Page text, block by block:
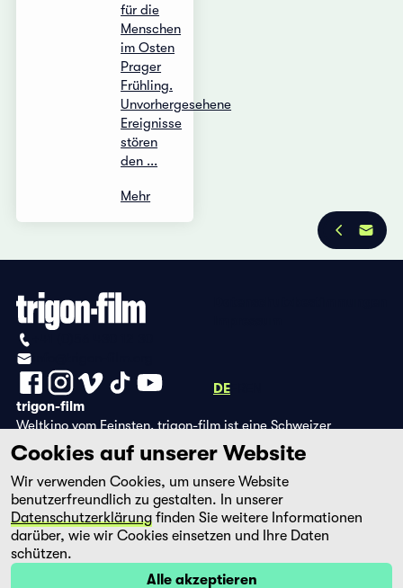
für die
Menschen
im Osten
Prager
Frühling.
Unvorhergesehene
Ereignisse
stören
den ...
Mehr
DE
trigon-film
Weltkino vom Feinsten. trigon-film ist eine Schweizer
Filmstiftung, die seit 1988 sorgfältig ausgewählte Filme aus
Lateinamerika, Asien, Afrika und dem östlichen Europa im
Kino herausbringt und eine eigene DVD-Edition sowie die
Streaming-Plattform filmingo betreibt.
Cookies auf unserer Website
Wir verwenden Cookies, um unsere Website
benutzerfreundlich zu gestalten. In unserer
Datenschutzerklärung finden Sie weitere Informationen
darüber, wie wir Cookies einsetzen und Ihre Daten
schützen.
Alle akzeptieren